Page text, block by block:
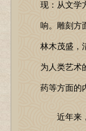
现：从文学
响。雕刻方
林木茂盛，
为人类艺术
药等方面的
近年来，